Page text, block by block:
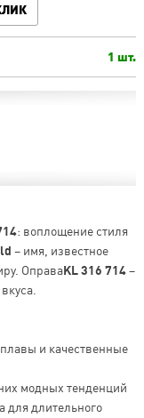
1 шт.
: воплощение стиля
– имя, известное
ОправаKL 316 714–
и качественные
модных тенденций
для длительного